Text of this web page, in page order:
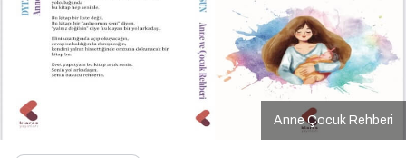
Anne Çocuk Rehberi